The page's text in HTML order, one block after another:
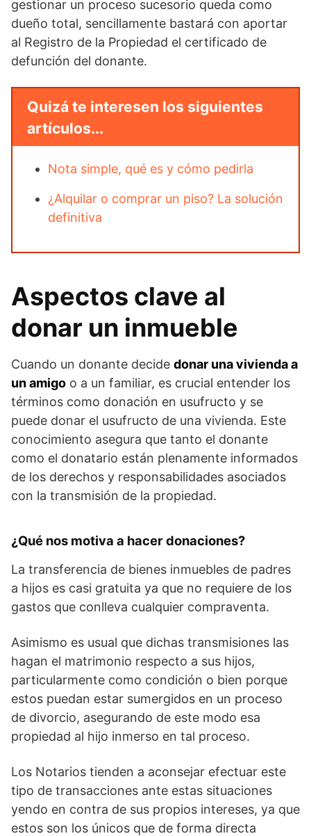
gestionar un proceso sucesorio queda como
dueño total, sencillamente bastará con aportar
al Registro de la Propiedad el certificado de
defunción del donante.
Quizá te interesen los siguientes
artículos...
Nota simple, qué es y cómo pedirla
¿Alquilar o comprar un piso? La solución
definitiva
Aspectos clave al
donar un inmueble
Cuando un donante decide donar una vivienda a
un amigo o a un familiar, es crucial entender los
términos como donación en usufructo y se
puede donar el usufructo de una vivienda. Este
conocimiento asegura que tanto el donante
como el donatario están plenamente informados
de los derechos y responsabilidades asociados
con la transmisión de la propiedad.
¿Qué nos motiva a hacer donaciones?
La transferencia de bienes inmuebles de padres
a hijos es casi gratuita ya que no requiere de los
gastos que conlleva cualquier compraventa.
Asimismo es usual que dichas transmisiones las
hagan el matrimonio respecto a sus hijos,
particularmente como condición o bien porque
estos puedan estar sumergidos en un proceso
de divorcio, asegurando de este modo esa
propiedad al hijo inmerso en tal proceso.
Los Notarios tienden a aconsejar efectuar este
tipo de transacciones ante estas situaciones
yendo en contra de sus propios intereses, ya que
estos son los únicos que de forma directa